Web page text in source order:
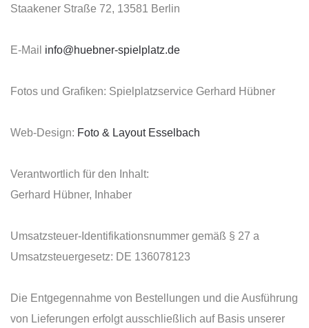
Staakener Straße 72, 13581 Berlin
E-Mail info@huebner-spielplatz.de
Fotos und Grafiken: Spielplatzservice Gerhard Hübner
Web-Design: Foto & Layout Esselbach
Verantwortlich für den Inhalt:
Gerhard Hübner, Inhaber
Umsatzsteuer-Identifikationsnummer gemäß § 27 a
Umsatzsteuergesetz: DE 136078123
Die Entgegennahme von Bestellungen und die Ausführung
von Lieferungen erfolgt ausschließlich auf Basis unserer